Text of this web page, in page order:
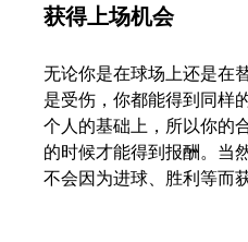
获得上场机会
无论你是在球场上还是在
是受伤，你都能得到同样
个人的基础上，所以你的
的时候才能得到报酬。当
不会因为进球、胜利等而